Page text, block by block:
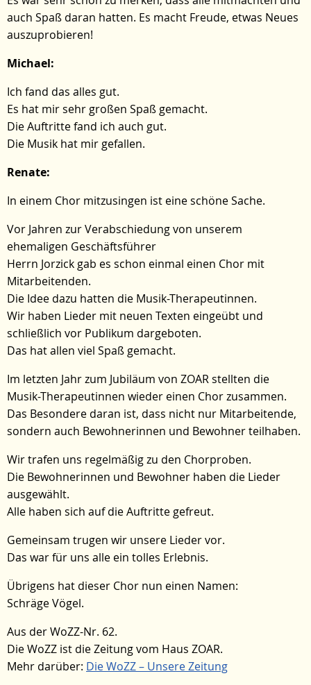
auch Spaß daran hatten. Es macht Freude, etwas Neues
auszuprobieren!
Michael:
Ich fand das alles gut.
Es hat mir sehr großen Spaß gemacht.
Die Auftritte fand ich auch gut.
Die Musik hat mir gefallen.
Renate:
In einem Chor mitzusingen ist eine schöne Sache.
Vor Jahren zur Verabschiedung von unserem
ehemaligen Geschäftsführer
Herrn Jorzick gab es schon einmal einen Chor mit
Mitarbeitenden.
Die Idee dazu hatten die Musik-Therapeutinnen.
Wir haben Lieder mit neuen Texten eingeübt und
schließlich vor Publikum dargeboten.
Das hat allen viel Spaß gemacht.
Im letzten Jahr zum Jubiläum von ZOAR stellten die
Musik-Therapeutinnen wieder einen Chor zusammen.
Das Besondere daran ist, dass nicht nur Mitarbeitende,
sondern auch Bewohnerinnen und Bewohner teilhaben.
Wir trafen uns regelmäßig zu den Chorproben.
Die Bewohnerinnen und Bewohner haben die Lieder
ausgewählt.
Alle haben sich auf die Auftritte gefreut.
Gemeinsam trugen wir unsere Lieder vor.
Das war für uns alle ein tolles Erlebnis.
Übrigens hat dieser Chor nun einen Namen:
Schräge Vögel.
Aus der WoZZ-Nr. 62.
Die WoZZ ist die Zeitung vom Haus ZOAR.
Mehr darüber: Die WoZZ – Unsere Zeitung